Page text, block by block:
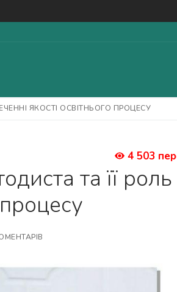
ЯКОСТІ ОСВІТНЬОГО ПРОЦЕСУ
4 503
та її